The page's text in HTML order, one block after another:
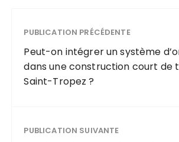
PUBLICATION PRÉCÉDENTE
Peut-on intégrer un système
dans une construction court de
Saint-Tropez ?
PUBLICATION SUIVANTE